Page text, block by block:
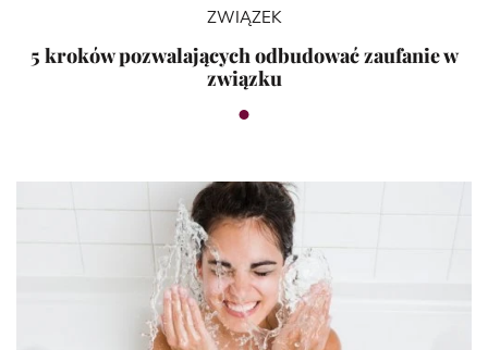
ZWIĄZEK
5 kroków pozwalających odbudować zaufanie w
związku